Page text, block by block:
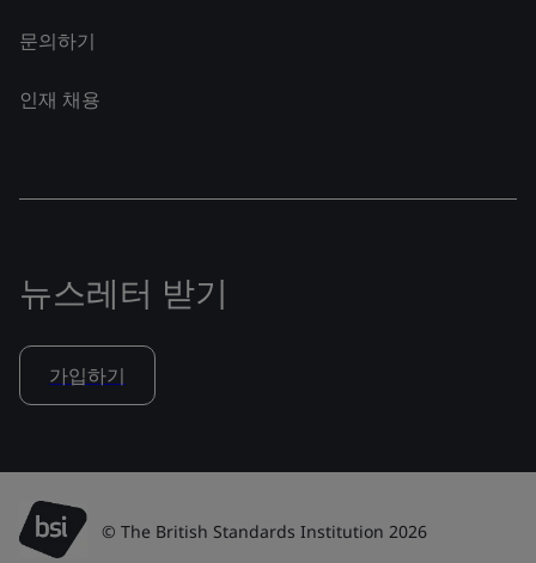
문의하기
인재 채용
뉴스레터 받기
가입하기
© The British Standards Institution 2026